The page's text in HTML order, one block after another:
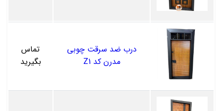
درب ضد سرقت چوبی
مدرن کد Z1
تماس
بگیرید